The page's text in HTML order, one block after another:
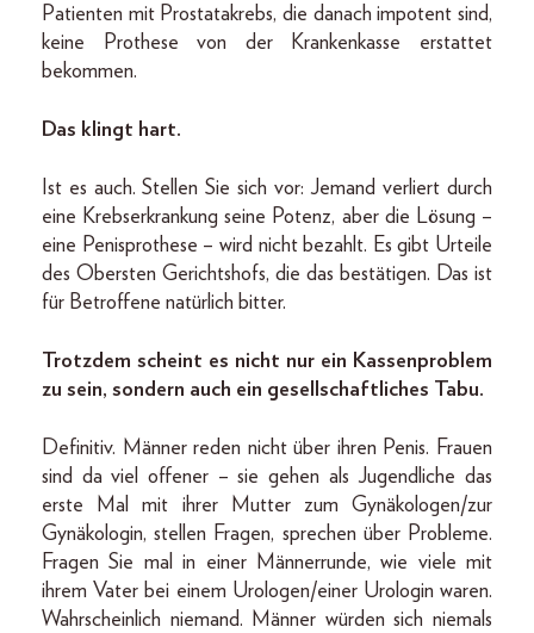
Patienten mit Prostatakrebs, die danach impotent sind,
keine Prothese von der Krankenkasse erstattet
bekommen.
Das klingt hart.
Ist es auch. Stellen Sie sich vor: Jemand verliert durch
eine Krebserkrankung seine Potenz, aber die Lösung –
eine Penisprothese – wird nicht bezahlt. Es gibt Urteile
des Obersten Gerichtshofs, die das bestätigen. Das ist
für Betroffene natürlich bitter.
Trotzdem scheint es nicht nur ein Kassenproblem
zu sein, sondern auch ein gesellschaftliches Tabu.
Definitiv. Männer reden nicht über ihren Penis. Frauen
sind da viel offener – sie gehen als Jugendliche das
erste Mal mit ihrer Mutter zum Gynäkologen/zur
Gynäkologin, stellen Fragen, sprechen über Probleme.
Fragen Sie mal in einer Männerrunde, wie viele mit
ihrem Vater bei einem Urologen/einer Urologin waren.
Wahrscheinlich niemand. Männer würden sich niemals